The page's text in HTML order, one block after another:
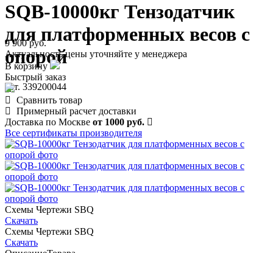
SQB-10000кг Тензодатчик
для платформенных весов с
опорой
арт. 339200044
9 900 руб.
Актуальность цены уточняйте у менеджера
В корзину
Быстрый заказ
Сравнить товар
Примерный расчет доставки
Доставка по Москве от 1000 руб.
Все сертификаты производителя
Схемы Чертежи SBQ
Скачать
Схемы Чертежи SBQ
Скачать